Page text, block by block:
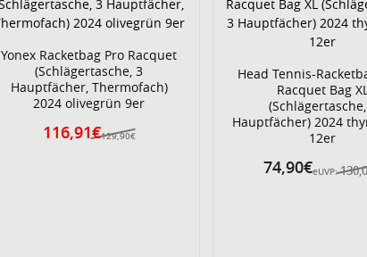
Yonex Racketbag Pro Racquet
(Schlägertasche, 3
Hauptfächer, Thermofach)
2024 olivegrün 9er
129,90€
116,91€
Head Tennis-
Racquet Bag
Hauptfächer) 2024
12er
eUVP:
74,90€